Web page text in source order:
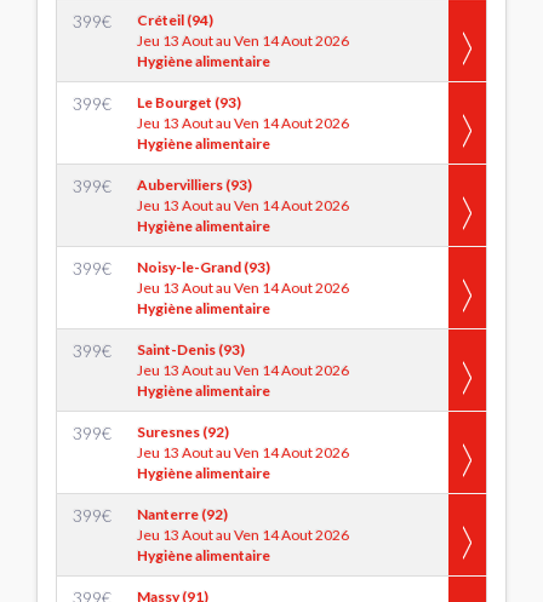
399€
Créteil (94)
Jeu 13 Aout au Ven 14 Aout 2026
Hygiène alimentaire
399€
Le Bourget (93)
Jeu 13 Aout au Ven 14 Aout 2026
Hygiène alimentaire
399€
Aubervilliers (93)
Jeu 13 Aout au Ven 14 Aout 2026
Hygiène alimentaire
399€
Noisy-le-Grand (93)
Jeu 13 Aout au Ven 14 Aout 2026
Hygiène alimentaire
399€
Saint-Denis (93)
Jeu 13 Aout au Ven 14 Aout 2026
Hygiène alimentaire
399€
Suresnes (92)
Jeu 13 Aout au Ven 14 Aout 2026
Hygiène alimentaire
399€
Nanterre (92)
Jeu 13 Aout au Ven 14 Aout 2026
Hygiène alimentaire
399€
Massy (91)